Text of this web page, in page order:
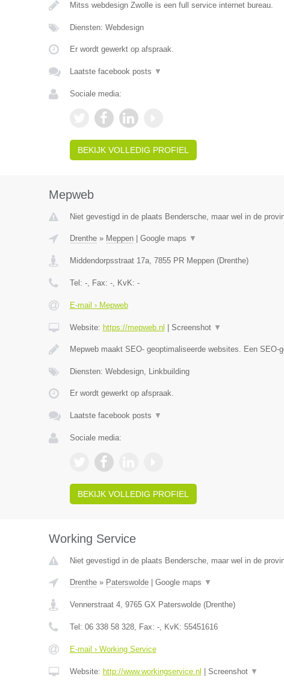
Mitss webdesign Zwolle is een full service internet bureau.
Diensten: Webdesign
Er wordt gewerkt op afspraak.
Laatste facebook posts ▼
Sociale media:
BEKIJK VOLLEDIG PROFIEL
Mepweb
Niet gevestigd in de plaats Bendersche, maar wel in de
Drenthe» Meppen| Google maps ▼
Middendorpsstraat 17a, 7855 PR Meppen(Drenthe)
Tel: -, Fax: -, KvK: -
E-mail › Mepweb
Website: https://mepweb.nl Screenshot ▼
Mepweb maakt SEO- geoptimaliseerde websites. Een SEO-
Diensten: Webdesign, Linkbuilding
Er wordt gewerkt op afspraak.
Laatste facebook posts ▼
Sociale media:
BEKIJK VOLLEDIG PROFIEL
Working Service
Niet gevestigd in de plaats Bendersche, maar wel in de
Drenthe» Paterswolde| Google maps ▼
Vennerstraat 4, 9765 GX Paterswolde(Drenthe)
Tel: 06 338 58 328, Fax: -, KvK: 55451616
E-mail › Working Service
Website: http://www.workingservice.nl Screenshot ▼